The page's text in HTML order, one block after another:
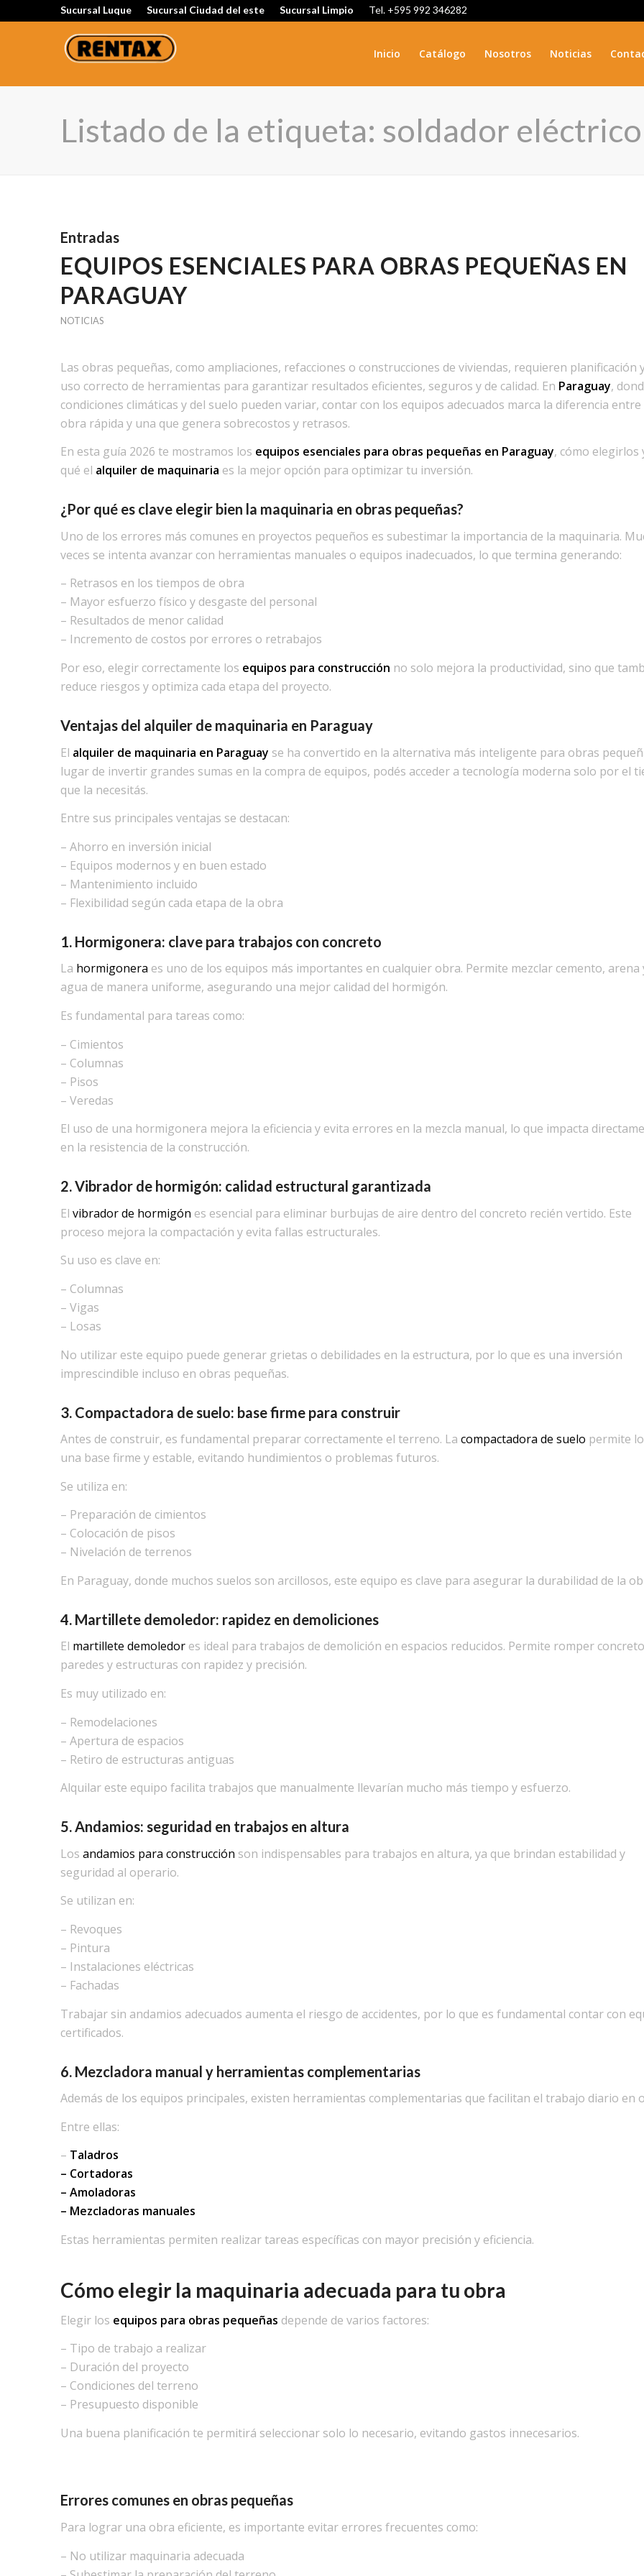
Sucursal Luque Sucursal Ciudad del este Sucursal Limpio Tel. +595 992 346282
Inicio Catálogo Nosotros Noticias
Listado de la etiqueta: soldador eléctrico
Entradas
EQUIPOS ESENCIALES PARA OBRAS PEQUEÑAS EN
PARAGUAY
NOTICIAS
Las obras pequeñas, como ampliaciones, refacciones o construcciones de viviendas, requieren planificación
uso correcto de herramientas para garantizar resultados eficientes, seguros y de calidad. En Paraguay,
condiciones climáticas y del suelo pueden variar, contar con los equipos adecuados marca la diferencia
obra rápida y una que genera sobrecostos y retrasos.
En esta guía 2026 te mostramos los equipos esenciales para obras pequeñas en Paraguay, cómo elegirlos
qué el alquiler de maquinaria es la mejor opción para optimizar tu inversión.
¿Por qué es clave elegir bien la maquinaria en obras pequeñas?
Uno de los errores más comunes en proyectos pequeños es subestimar la importancia de la maquinaria.
veces se intenta avanzar con herramientas manuales o equipos inadecuados, lo que termina generando:
– Retrasos en los tiempos de obra
– Mayor esfuerzo físico y desgaste del personal
– Resultados de menor calidad
– Incremento de costos por errores o retrabajos
Por eso, elegir correctamente los equipos para construcción no solo mejora la productividad, sino que
reduce riesgos y optimiza cada etapa del proyecto.
Ventajas del alquiler de maquinaria en Paraguay
El alquiler de maquinaria en Paraguay se ha convertido en la alternativa más inteligente para obras
lugar de invertir grandes sumas en la compra de equipos, podés acceder a tecnología moderna solo por el
que la necesitás.
Entre sus principales ventajas se destacan:
– Ahorro en inversión inicial
– Equipos modernos y en buen estado
– Mantenimiento incluido
– Flexibilidad según cada etapa de la obra
1. Hormigonera: clave para trabajos con concreto
La hormigonera es uno de los equipos más importantes en cualquier obra. Permite mezclar cemento, arena
agua de manera uniforme, asegurando una mejor calidad del hormigón.
Es fundamental para tareas como:
– Cimientos
– Columnas
– Pisos
– Veredas
El uso de una hormigonera mejora la eficiencia y evita errores en la mezcla manual, lo que impacta
en la resistencia de la construcción.
2. Vibrador de hormigón: calidad estructural garantizada
El vibrador de hormigón es esencial para eliminar burbujas de aire dentro del concreto recién vertido. Este
proceso mejora la compactación y evita fallas estructurales.
Su uso es clave en:
– Columnas
– Vigas
– Losas
No utilizar este equipo puede generar grietas o debilidades en la estructura, por lo que es una inversión
imprescindible incluso en obras pequeñas.
3. Compactadora de suelo: base firme para construir
Antes de construir, es fundamental preparar correctamente el terreno. La compactadora de suelo permite
una base firme y estable, evitando hundimientos o problemas futuros.
Se utiliza en:
– Preparación de cimientos
– Colocación de pisos
– Nivelación de terrenos
En Paraguay, donde muchos suelos son arcillosos, este equipo es clave para asegurar la durabilidad de la
4. Martillete demoledor: rapidez en demoliciones
El martillete demoledores ideal para trabajos de demolición en espacios reducidos. Permite romper
paredes y estructuras con rapidez y precisión.
Es muy utilizado en:
– Remodelaciones
– Apertura de espacios
– Retiro de estructuras antiguas
Alquilar este equipo facilita trabajos que manualmente llevarían mucho más tiempo y esfuerzo.
5. Andamios: seguridad en trabajos en altura
Los andamios para construcción son indispensables para trabajos en altura, ya que brindan estabilidad y
seguridad al operario.
Se utilizan en:
– Revoques
– Pintura
– Instalaciones eléctricas
– Fachadas
Trabajar sin andamios adecuados aumenta el riesgo de accidentes, por lo que es fundamental contar con
certificados.
6. Mezcladora manual y herramientas complementarias
Además de los equipos principales, existen herramientas complementarias que facilitan el trabajo diario en
Entre ellas:
– Taladros
– Cortadoras
– Amoladoras
– Mezcladoras manuales
Estas herramientas permiten realizar tareas específicas con mayor precisión y eficiencia.
Cómo elegir la maquinaria adecuada para tu obra
Elegir los equipos para obras pequeñas depende de varios factores:
– Tipo de trabajo a realizar
– Duración del proyecto
– Condiciones del terreno
– Presupuesto disponible
Una buena planificación te permitirá seleccionar solo lo necesario, evitando gastos innecesarios.
Errores comunes en obras pequeñas
Para lograr una obra eficiente, es importante evitar errores frecuentes como:
– No utilizar maquinaria adecuada